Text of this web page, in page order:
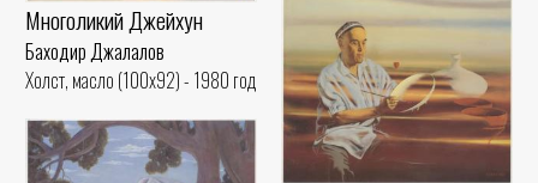
Многоликий Джейхун
Баходир Джалалов
Холст, масло (100x92) - 1980 год